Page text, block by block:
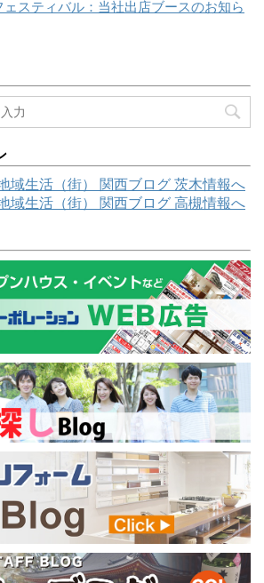
ェスティバル：当社出店ブースのお知ら